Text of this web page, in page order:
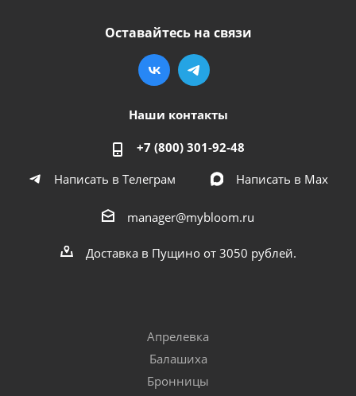
Оставайтесь на связи
Наши контакты
+7 (800) 301-92-48
Написать в Телеграм
Написать в Мах
manager@mybloom.ru
Доставка в Пущино от 3050 рублей.
Апрелевка
Балашиха
Бронницы